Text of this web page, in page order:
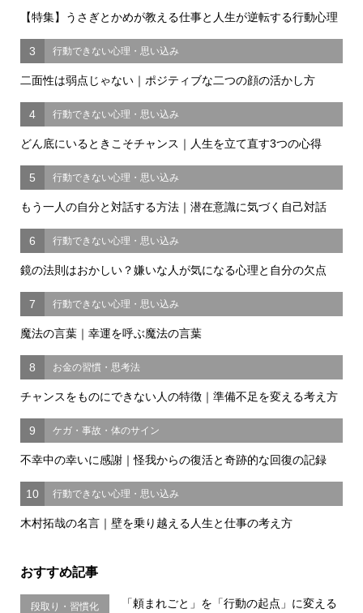
【特集】うさぎとかめが教える仕事と人生が逆転する行動心理
3 行動できない心理・思い込み
二面性は弱点じゃない｜ポジティブな二つの顔の活かし方
4 行動できない心理・思い込み
どん底にいるときこそチャンス｜人生を立て直す3つの心得
5 行動できない心理・思い込み
もう一人の自分と対話する方法｜潜在意識に気づく自己対話
6 行動できない心理・思い込み
鏡の法則はおかしい？嫌いな人が気になる心理と自分の欠点
7 行動できない心理・思い込み
魔法の言葉｜幸運を呼ぶ魔法の言葉
8 お金の習慣・思考法
チャンスをものにできない人の特徴｜準備不足を変える考え方
9 ケガ・事故・体のサイン
不幸中の幸いに感謝｜怪我からの復活と奇跡的な回復の記録
10 行動できない心理・思い込み
木村拓哉の名言｜壁を乗り越える人生と仕事の考え方
おすすめ記事
段取り・習慣化
「頼まれごと」を「行動の起点」に変える